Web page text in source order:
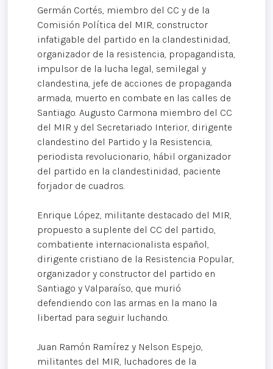
Germán Cortés, miembro del CC y de la
Comisión Política del MIR, constructor
infatigable del partido en la clandestinidad,
organizador de la resistencia, propagandista,
impulsor de la lucha legal, semilegal y
clandestina, jefe de acciones de propaganda
armada, muerto en combate en las calles de
Santiago. Augusto Carmona miembro del CC
del MIR y del Secretariado Interior, dirigente
clandestino del Partido y la Resistencia,
periodista revolucionario, hábil organizador
del partido en la clandestinidad, paciente
forjador de cuadros.
Enrique López, militante destacado del MIR,
propuesto a suplente del CC del partido,
combatiente internacionalista español,
dirigente cristiano de la Resistencia Popular,
organizador y constructor del partido en
Santiago y Valparaíso, que murió
defendiendo con las armas en la mano la
libertad para seguir luchando.
Juan Ramón Ramírez y Nelson Espejo,
militantes del MIR, luchadores de la